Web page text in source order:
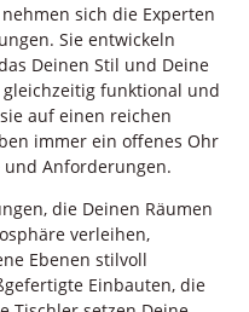
sich die Experten
Sie entwickeln
Deinen Stil und Deine
funktional und
auf einen reichen
immer ein offenes Ohr
Anforderungen.
die Deinen Räumen
verleihen,
Ebenen stilvoll
Einbauten, die